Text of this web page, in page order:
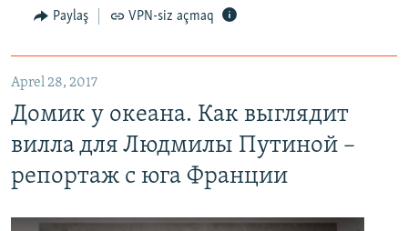
Paylaş VPN-siz açmaq
Aprel 28, 2017
Домик у океана. Как выглядит
вилла для Людмилы Путиной –
репортаж с юга Франции